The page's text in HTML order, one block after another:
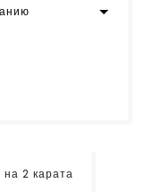

2 карата